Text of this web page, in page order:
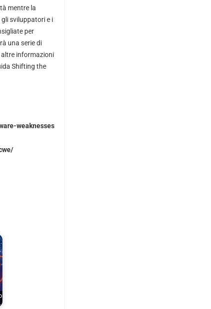
mentre la
sviluppatori e i
per
una serie di
altre informazioni
Shifting the
weaknesses